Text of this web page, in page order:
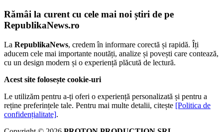
Rămâi la curent cu cele mai noi știri de pe
RepublikaNews.ro
La RepublikaNews, credem în informare corectă și rapidă. Îți
aducem cele mai importante noutăți, analize și povești care contează,
cu un design modern și o experiență plăcută de lectură.
Acest site folosește cookie-uri
Le utilizăm pentru a-ți oferi o experiență personalizată și pentru a
reține preferințele tale. Pentru mai multe detalii, citește [Politica de
confidențialitate].